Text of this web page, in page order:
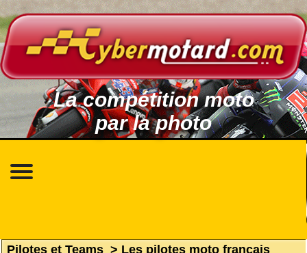
La compétition moto
par la photo
Pilotes et Teams > Les pilotes moto français